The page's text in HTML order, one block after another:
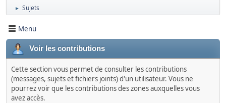
► Sujets
Menu
Voir les contributions
Cette section vous permet de consulter les contributions
(messages, sujets et fichiers joints) d'un utilisateur. Vous ne
pourrez voir que les contributions des zones auxquelles vous
avez accès.